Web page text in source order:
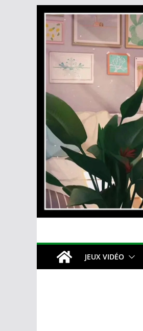
Passer
au
contenu
JEUX VIDÉO